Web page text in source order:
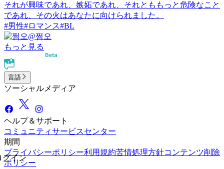
グイン
それが興味であれ、嫉妬であれ、それとももっと危険なこと
であれ、その火はあなたに向けられました。
#男性#ロマンス#BL
@쩜오
もっと見る
言語
ソーシャルメディア
ヘルプ＆サポート
コミュニティサービスセンター
期間
プライバシーポリシー利用規約苦情処理方針コンテンツ削除
ポリシー